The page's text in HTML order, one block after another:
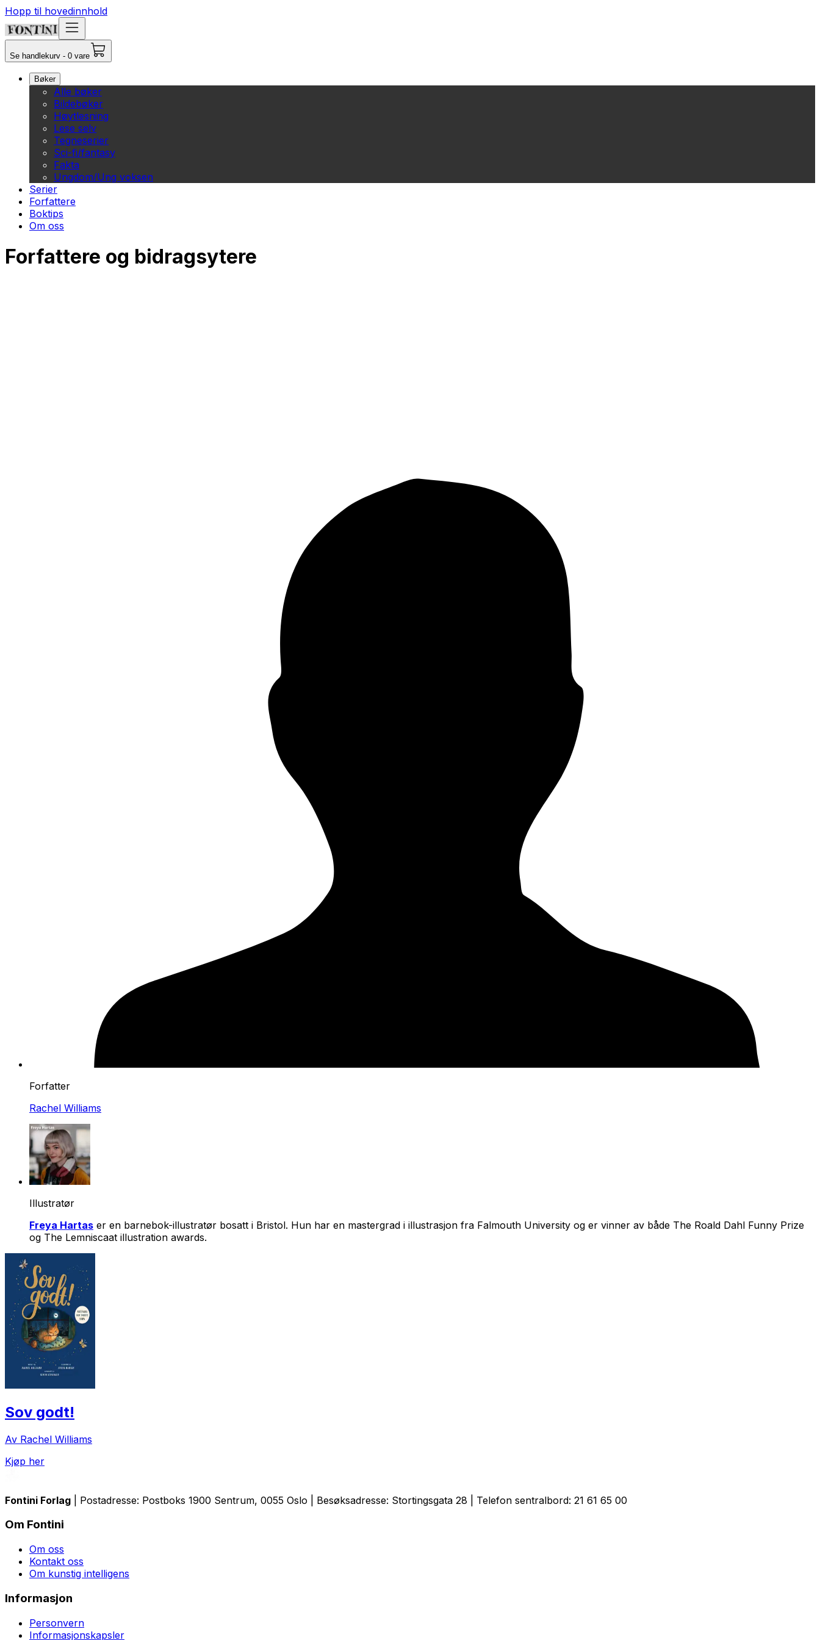
Hopp til hovedinnhold
Se handlekurv - 0 vare
Bøker
Alle bøker
Bildebøker
Høytlesning
Lese selv
Tegneserier
Sci-fi/fantasy
Fakta
Ungdom/Ung voksen
Serier
Forfattere
Boktips
Om oss
Forfattere og bidragsytere
Forfatter
Rachel Williams
Illustratør
Freya Hartas er en barnebok-illustratør bosatt i Bristol. Hun har en mastergrad i illustrasjon fra Falmouth University og er vinner av både The Roald Dahl Funny Prize
og The Lemniscaat illustration awards.
Sov godt!
Av Rachel Williams
Kjøp her
Fontini Forlag | Postadresse: Postboks 1900 Sentrum, 0055 Oslo | Besøksadresse: Stortingsgata 28 | Telefon sentralbord: 21 61 65 00
Om Fontini
Om oss
Kontakt oss
Om kunstig intelligens
Informasjon
Personvern
Informasjonskapsler